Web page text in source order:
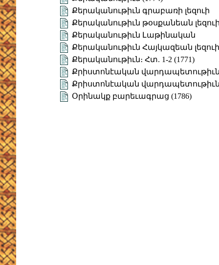
Քերականութիւն գրաբառի լեզուի
Քերականութիւն թօսքանեան
Քերականութիւն Լաթինական
Քերականութիւն Հայկազեան լեզուի
Քերականութիւն։ Հտ. 1-2 (1771)
Քրիստոնէական վարդապետութիւն
Քրիստոնէական
Օրինակք բարեւագրաց (1786)